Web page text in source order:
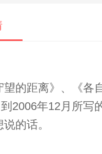
望的距离》、《
2006年12月所
的话。